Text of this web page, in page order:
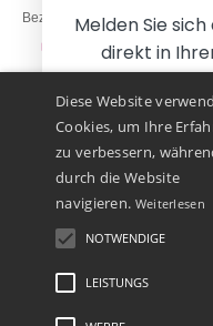
Bezahlung mit
Unsere Paketzusteller
Diese Website
Cookies, um Ihre
zu verbessern,
durch die Website
navigieren. Weiterlesen
NOTWENDIGE
LEISTUNGS
Melden Sie
direkt in
Ja, ich